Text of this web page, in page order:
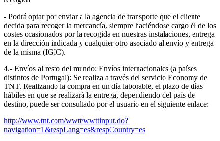
- Podrá optar por enviar a la agencia de transporte que el cliente
decida para recoger la mercancía, siempre haciéndose cargo él de los
costes ocasionados por la recogida en nuestras instalaciones, entrega
en la dirección indicada y cualquier otro asociado al envío y entrega
de la misma (IGIC).
4.- Envíos al resto del mundo: Envíos internacionales (a países
distintos de Portugal): Se realiza a través del servicio Economy de
TNT. Realizando la compra en un día laborable, el plazo de días
hábiles en que se realizará la entrega, dependiendo del país de
destino, puede ser consultado por el usuario en el siguiente enlace:
http://www.tnt.com/wwtt/wwttinput.do?
navigation=1&respLang=es&respCountry=es